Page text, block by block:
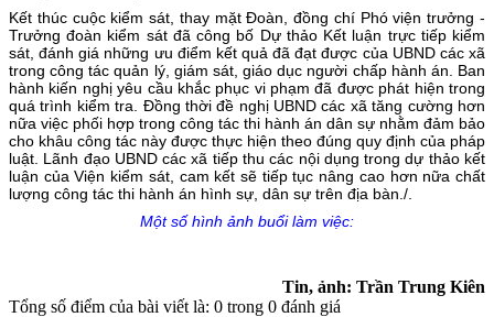
Kết thúc cuộc kiểm sát, thay mặt Đoàn, đồng chí Phó viện trưởng -
Trưởng đoàn kiểm sát đã công bố Dự thảo Kết luận trực tiếp kiểm
sát, đánh giá những ưu điểm kết quả đã đạt được của UBND các xã
trong công tác quản lý, giám sát, giáo dục người chấp hành án. Ban
hành kiến nghị yêu cầu khắc phục vi phạm đã được phát hiện trong
quá trình kiểm tra. Đồng thời đề nghị UBND các xã tăng cường hơn
nữa việc phối hợp trong công tác thi hành án dân sự nhằm đảm bảo
cho khâu công tác này được thực hiện theo đúng quy định của pháp
luật. Lãnh đạo UBND các xã tiếp thu các nội dụng trong dự thảo kết
luận của Viện kiểm sát, cam kết sẽ tiếp tục nâng cao hơn nữa chất
lượng công tác thi hành án hình sự, dân sự trên địa bàn./.
Một số hình ảnh buổi làm việc:
Tin, ảnh: Trần Trung Kiên
Tổng số điểm của bài viết là: 0 trong 0 đánh giá